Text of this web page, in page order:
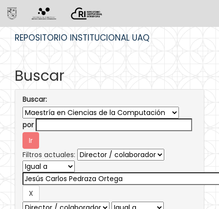
REPOSITORIO INSTITUCIONAL UAQ
Buscar
Buscar:
por
Filtros actuales: